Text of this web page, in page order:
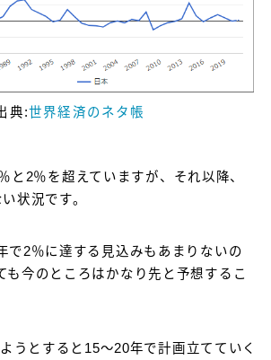
典:世界経済のネタ帳
と2％を超えていますが、それ以降、
状況です。
で2％に達する見込みもあまりないの
も今のところはかなり先と予想するこ
うとすると15～20年で計画立てていく